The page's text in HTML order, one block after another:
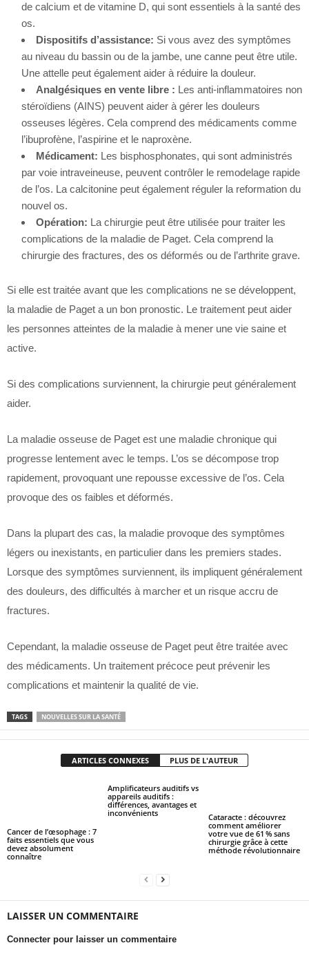
de calcium et de vitamine D, qui sont essentiels à la santé des
os.
Dispositifs d’assistance: Si vous avez des symptômes
au niveau du bassin ou de la jambe, une canne peut être utile.
Une attelle peut également aider à réduire la douleur.
Analgésiques en vente libre : Les anti-inflammatoires non
stéroïdiens (AINS) peuvent aider à gérer les douleurs
osseuses légères. Cela comprend des médicaments comme
l’ibuprofène, l’aspirine et le naproxène.
Médicament: Les bisphosphonates, qui sont administrés
par voie intraveineuse, peuvent contrôler le remodelage rapide
de l’os. La calcitonine peut également réguler la reformation du
nouvel os.
Opération: La chirurgie peut être utilisée pour traiter les
complications de la maladie de Paget. Cela comprend la
chirurgie des fractures, des os déformés ou de l’arthrite grave.
Si elle est traitée avant que les complications ne se développent,
la maladie de Paget a un bon pronostic. Le traitement peut aider
les personnes atteintes de la maladie à mener une vie saine et
active.
Si des complications surviennent, la chirurgie peut généralement
aider.
La maladie osseuse de Paget est une maladie chronique qui
progresse lentement avec le temps. L’os se décompose trop
rapidement, provoquant une repousse excessive de l’os. Cela
provoque des os faibles et déformés.
Dans la plupart des cas, la maladie provoque des symptômes
légers ou inexistants, en particulier dans les premiers stades.
Lorsque des symptômes surviennent, ils impliquent généralement
des douleurs, des difficultés à marcher et un risque accru de
fractures.
Cependant, la maladie osseuse de Paget peut être traitée avec
des médicaments. Un traitement précoce peut prévenir les
complications et maintenir la qualité de vie.
TAGS NOUVELLES SUR LA SANTÉ
ARTICLES CONNEXES PLUS DE L'AUTEUR
Cancer de l’œsophage : 7
faits essentiels que vous
devez absolument
connaître
Amplificateurs auditifs vs
appareils auditifs :
différences, avantages et
inconvénients
Cataracte : découvrez
comment améliorer
votre vue de 61 % sans
chirurgie grâce à cette
méthode révolutionnaire
LAISSER UN COMMENTAIRE
Connecter pour laisser un commentaire